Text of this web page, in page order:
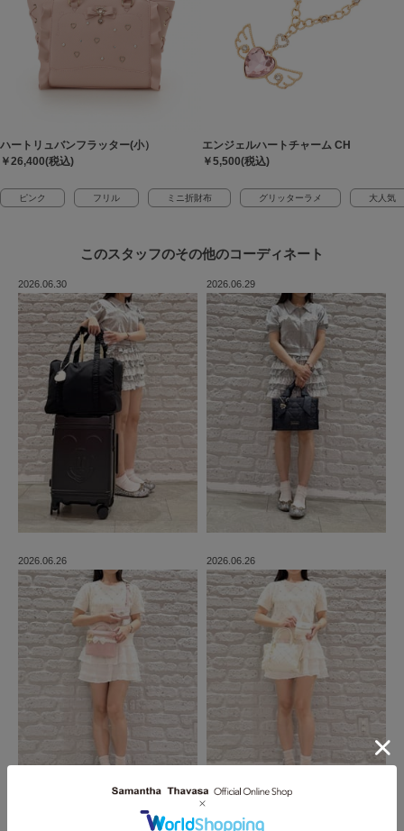
ハートリュバンフラッター(小）
￥26,400(税込)
エンジェルハートチャーム CH
￥5,500(税込)
ピンク フリル ミニ折財布 グリッターラメ 大人気
このスタッフのその他のコーディネート
2026.06.30 2026.06.29
2026.06.26 2026.06.26